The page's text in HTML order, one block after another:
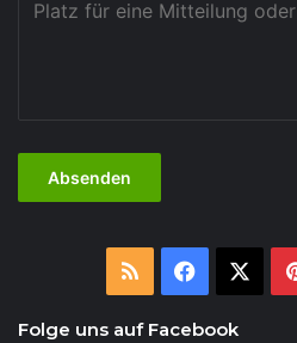
RSS Facebook
Folge uns auf Facebook